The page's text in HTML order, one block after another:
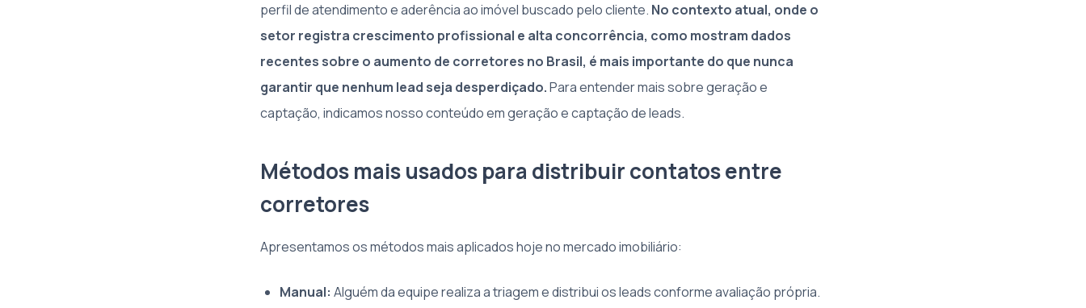
perfil de atendimento e aderência ao imóvel buscado pelo cliente. No contexto atual, onde o
setor registra crescimento profissional e alta concorrência, como mostram dados
recentes sobre o aumento de corretores no Brasil, é mais importante do que nunca
garantir que nenhum lead seja desperdiçado.Para entender mais sobre geração e
captação, indicamos nosso conteúdo em geração e captação de leads.
Métodos mais usados para distribuir contatos entre
corretores
Apresentamos os métodos mais aplicados hoje no mercado imobiliário:
Manual: Alguém da equipe realiza a triagem e distribui os leads conforme avaliação própria.